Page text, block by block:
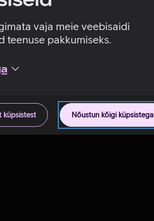
vaja meie veebisaidi
teenuse pakkumiseks.
Nõustun kõigi küpsistega
küpsistest